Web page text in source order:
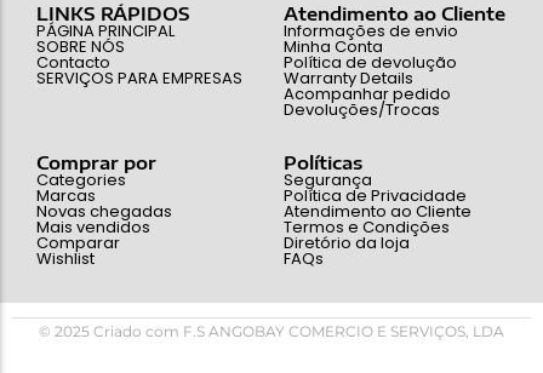
LINKS RÁPIDOS
PÁGINA PRINCIPAL
SOBRE NÓS
Contacto
SERVIÇOS PARA EMPRESAS
Atendimento ao Cliente
Informações de envio
Minha Conta
Política de devolução
Warranty Details
Acompanhar pedido
Devoluções/Trocas
Comprar por
Categories
Marcas
Novas chegadas
Mais vendidos
Comparar
Wishlist
Políticas
Segurança
Política de Privacidade
Atendimento ao Cliente
Termos e Condições
Diretório da loja
FAQs
© 2025 Criado com F.S ANGOBAY COMERCIO E SERVIÇOS, LDA